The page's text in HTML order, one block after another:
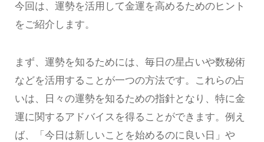
今回は、運勢を活用して金運を高めるためのヒント
をご紹介します。
まず、運勢を知るためには、毎日の星占いや数秘術
などを活用することが一つの方法です。これらの占
いは、日々の運勢を知るための指針となり、特に金
運に関するアドバイスを得ることができます。例え
ば、「今日は新しいことを始めるのに良い日」や